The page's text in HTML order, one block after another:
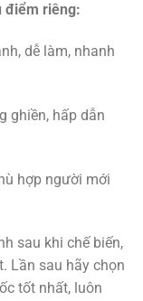
điểm riêng:
dễ làm, nhanh
ghiền, hấp dẫn
hợp người mới
sau khi chế biến,
Lần sau hãy chọn
tốt nhất, luôn